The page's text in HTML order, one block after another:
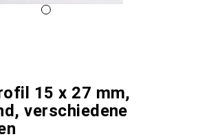
15 x 27 mm,
verschiedene